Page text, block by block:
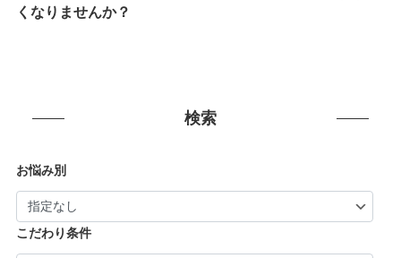
くなりませんか？
検索
お悩み別
こだわり条件